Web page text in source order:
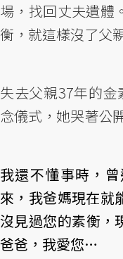
場，找回丈夫遺體
衡，就這樣沒了父
失去父親37年的
念儀式，她哭著公
我還不懂事時，
來，我爸媽現在就
沒見過您的素衡，
爸爸，我愛您…